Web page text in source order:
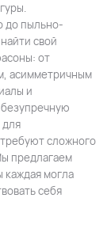
до пыльно-
свой
от
асимметричным
и
сложного
предлагаем
могла
себя